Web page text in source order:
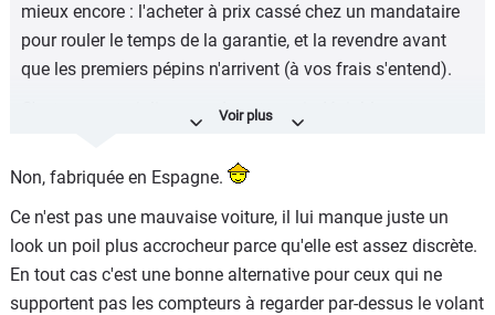
mieux encore : l'acheter à prix cassé chez un mandataire
pour rouler le temps de la garantie, et la revendre avant
que les premiers pépins n'arrivent (à vos frais s'entend).
C'est une auto jolie, avec des atouts indéniables, et
Non, fabriquée en Espagne.
Ce n'est pas une mauvaise voiture, il lui manque juste un
look un poil plus accrocheur parce qu'elle est assez discrète.
En tout cas c'est une bonne alternative pour ceux qui ne
supportent pas les compteurs à regarder par-dessus le volant